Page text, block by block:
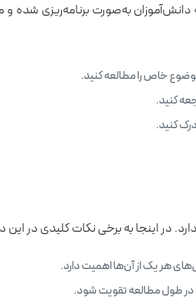
به‌صورت برنامه‌ریزی شده و
خاص را مطالعه کنید.
کنید.
کنید.
در اینجا به برخی نکات کلیدی در
هر یک از آن‌ها اهمیت دارد.
در طول مطالعه تقویت شود.